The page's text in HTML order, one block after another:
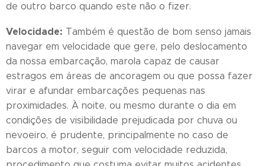
de outro barco quando este não o fizer.
Velocidade: Também é questão de bom senso jamais
navegar em velocidade que gere, pelo deslocamento
da nossa embarcação, marola capaz de causar
estragos em áreas de ancoragem ou que possa fazer
virar e afundar embarcações pequenas nas
proximidades. À noite, ou mesmo durante o dia em
condições de visibilidade prejudicada por chuva ou
nevoeiro, é prudente, principalmente no caso de
barcos a motor, seguir com velocidade reduzida,